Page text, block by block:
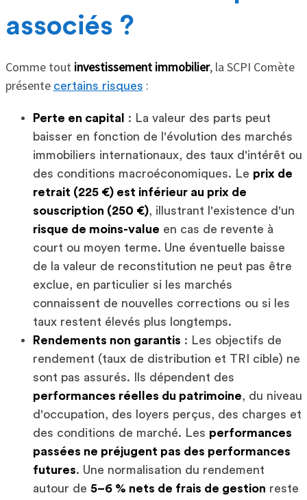
associés ?
Comme tout investissement immobilier, la SCPI Comète
présente certains risques :
Perte en capital
: La valeur des parts peut
baisser en fonction de l'évolution des marchés
immobiliers internationaux, des taux d'intérêt ou
des conditions macroéconomiques. Le prix de
retrait (225 €) est inférieur au prix de
souscription (250 €), illustrant l'existence d'un
risque de moins-value en cas de revente à
court ou moyen terme. Une éventuelle baisse
de la valeur de reconstitution ne peut pas être
exclue, en particulier si les marchés
connaissent de nouvelles corrections ou si les
taux restent élevés plus longtemps.
Rendements non garantis : Les objectifs de
rendement (taux de distribution et TRI cible) ne
sont pas assurés. Ils dépendent des
performances réelles du patrimoine, du niveau
d'occupation, des loyers perçus, des charges et
des conditions de marché. Les performances
passées ne préjugent pas des performances
futures. Une normalisation du rendement
autour de 5–6 % nets de frais de gestion reste